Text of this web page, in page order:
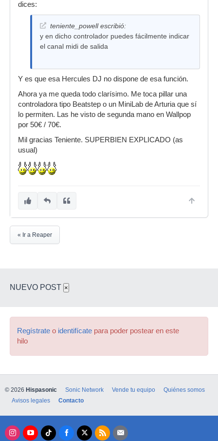
dices:
teniente_powell escribió:
y en dicho controlador puedes fácilmente indicar
el canal midi de salida
Y es que esa Hercules DJ no dispone de esa función.
Ahora ya me queda todo clarísimo. Me toca pillar una
controladora tipo Beatstep o un MiniLab de Arturia que sí
lo permiten. Las he visto de segunda mano en Wallpop
por 50€ / 70€.
Mil gracias Teniente. SUPERBIEN EXPLICADO (as
usual)
« Ir a Reaper
NUEVO POST ×
Regístrate o identifícate para poder postear en este
hilo
© 2026 Hispasonic Sonic Network Vende tu equipo
Quiénes somos
Avisos legales
Contacto